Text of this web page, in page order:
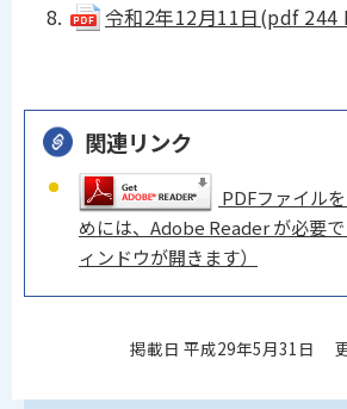
令和2年12月11日(pdf 244
関連リンク
PDFファイル
めには、Adobe Reader が必要
ィンドウが開きます）
掲載日 平成29年5月31日